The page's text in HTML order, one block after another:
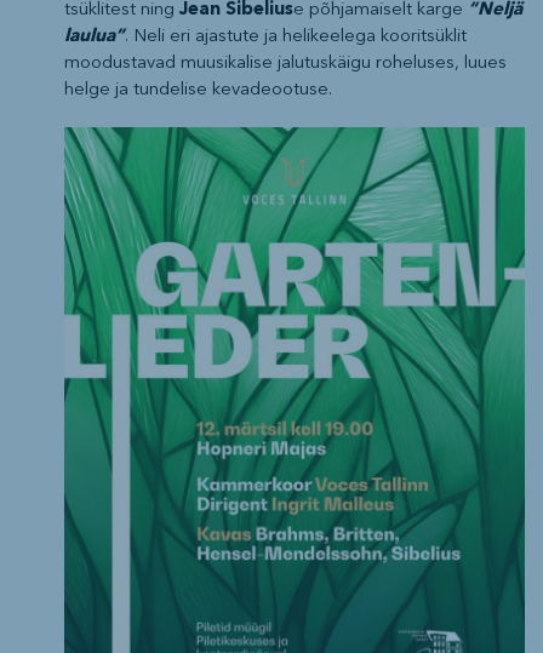
tsüklitest ning Jean Sibeliuse põhjamaiselt karge “Neljä
laulua”. Neli eri ajastute ja helikeelega kooritsüklit
moodustavad muusikalise jalutuskäigu roheluses, luues
helge ja tundelise kevadeootuse.